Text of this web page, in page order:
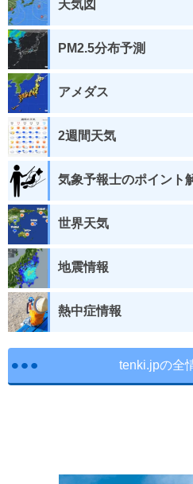
天気図
PM2.5分布予測
アメダス
2週間天気
気象予報士のポイント
世界天気
地震情報
熱中症情報
tenki.jpの全